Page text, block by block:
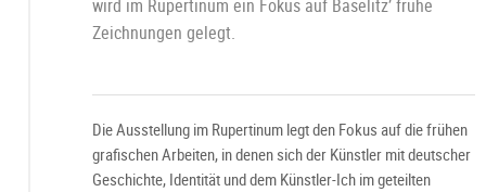
wird im Rupertinum ein Fokus auf Baselitz’ frühe
Zeichnungen gelegt.
Die Ausstellung im Rupertinum legt den Fokus auf die frühen
grafischen Arbeiten, in denen sich der Künstler mit deutscher
Geschichte, Identität und dem Künstler-Ich im geteilten